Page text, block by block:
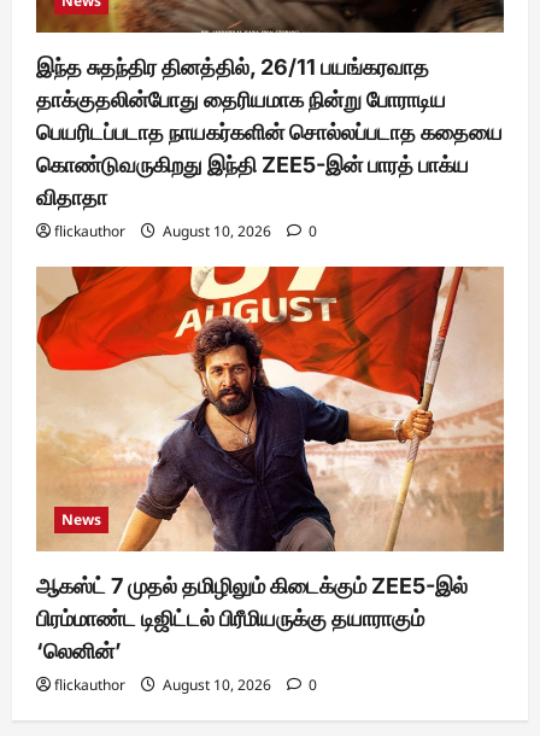
இந்த சுதந்திர தினத்தில், 26/11 பயங்கரவாத
தாக்குதலின்போது தைரியமாக நின்று போராடிய
பெயரிடப்படாத நாயகர்களின் சொல்லப்படாத கதையை
கொண்டுவருகிறது இந்தி ZEE5-இன் பாரத் பாக்ய
விதாதா
flickauthor August 10, 2026 0
News
ஆகஸ்ட் 7 முதல் தமிழிலும் கிடைக்கும் ZEE5-இல்
பிரம்மாண்ட டிஜிட்டல் பிரீமியருக்கு தயாராகும்
‘லெனின்’
flickauthor August 10, 2026 0